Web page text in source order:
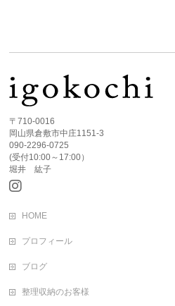
〒710-0016
岡山県倉敷市中庄1151-3
090-2296-0725
(受付10:00～17:00）
堀井 紘子
HOME
プロフィール
ブログ
整理収納のお客様